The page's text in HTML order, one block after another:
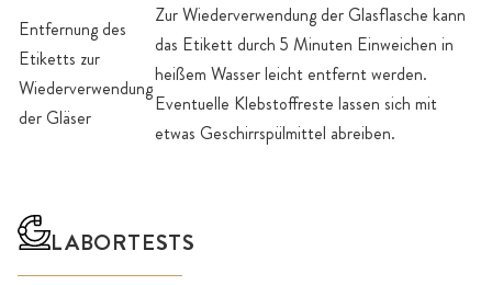
Entfernung des
Etiketts zur
Wiederverwendung
der Gläser
Zur Wiederverwendung der Glasflasche kann
das Etikett durch 5 Minuten Einweichen in
heißem Wasser leicht entfernt werden.
Eventuelle Klebstoffreste lassen sich mit
etwas Geschirrspülmittel abreiben.
LABORTESTS